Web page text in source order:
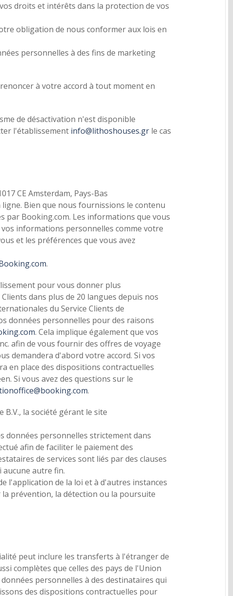
droits et intérêts dans la protection de vos
obligation de nous conformer aux lois en
personnelles à des fins de marketing
à votre accord à tout moment en
de désactivation n'est disponible
l'établissement info@lithoshouses.gr le cas
CE Amsterdam, Pays-Bas
Bien que nous fournissions le contenu
par Booking.com. Les informations que vous
informations personnelles comme votre
et les préférences que vous avez
.
pour vous donner plus
dans plus de 20 langues depuis nos
du Service Clients de
données personnelles pour des raisons
. Cela implique également que vos
afin de vous fournir des offres de voyage
demandera d'abord votre accord. Si vos
en place des dispositions contractuelles
Si vous avez des questions sur le
.
la société gérant le site
données personnelles strictement dans
afin de faciliter le paiement des
de services sont liés par des clauses
autre fin.
l'application de la loi et à d'autres instances
prévention, la détection ou la poursuite
peut inclure les transferts à l'étranger de
complètes que celles des pays de l'Union
personnelles à des destinataires qui
des dispositions contractuelles pour